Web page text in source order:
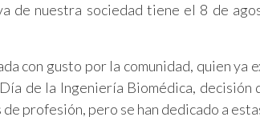
de nuestra sociedad tiene el 8 de
con gusto por la comunidad, quien ya
de la Ingeniería Biomédica, decisión
profesión, pero se han dedicado a